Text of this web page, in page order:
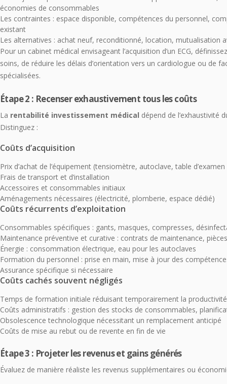
économies de consommables
Les contraintes : espace disponible, compétences du personnel,
existant
Les alternatives : achat neuf, reconditionné, location, mutualisation
Pour un cabinet médical envisageant l’acquisition d’un ECG,
soins, de réduire les délais d’orientation vers un cardiologue ou de
spécialisées.
Étape 2 : Recenser exhaustivement tous les coûts
La rentabilité investissement médical dépend de l’exhaustivité
Distinguez :
Coûts d’acquisition
Prix d’achat de l’équipement (tensiomètre, autoclave, table
Frais de transport et d’installation
Accessoires et consommables initiaux
Aménagements nécessaires (électricité, plomberie, espace dédié)
Coûts récurrents d’exploitation
Consommables spécifiques : gants, masques, compresses,
Maintenance préventive et curative : contrats de maintenance,
Énergie : consommation électrique, eau pour les autoclaves
Formation du personnel : prise en main, mise à jour des
Assurance spécifique si nécessaire
Coûts cachés souvent négligés
Temps de formation initiale réduisant temporairement la productivité
Coûts administratifs : gestion des stocks de consommables,
Obsolescence technologique nécessitant un remplacement anticipé
Coûts de mise au rebut ou de revente en fin de vie
Étape 3 : Projeter les revenus et gains générés
Évaluez de manière réaliste les revenus supplémentaires ou